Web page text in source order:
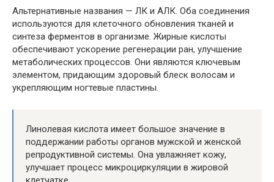
Альтернативные названия — ЛК и АЛК. Оба соединения
используются для клеточного обновления тканей и
синтеза ферментов в организме. Жирные кислоты
обеспечивают ускорение регенерации ран, улучшение
метаболических процессов. Они являются ключевым
элементом, придающим здоровый блеск волосам и
укрепляющим ногтевые пластины.
Линолевая кислота имеет большое значение в
поддержании работы органов мужской и женской
репродуктивной системы. Она увлажняет кожу,
улучшает процесс микроциркуляции в жировой